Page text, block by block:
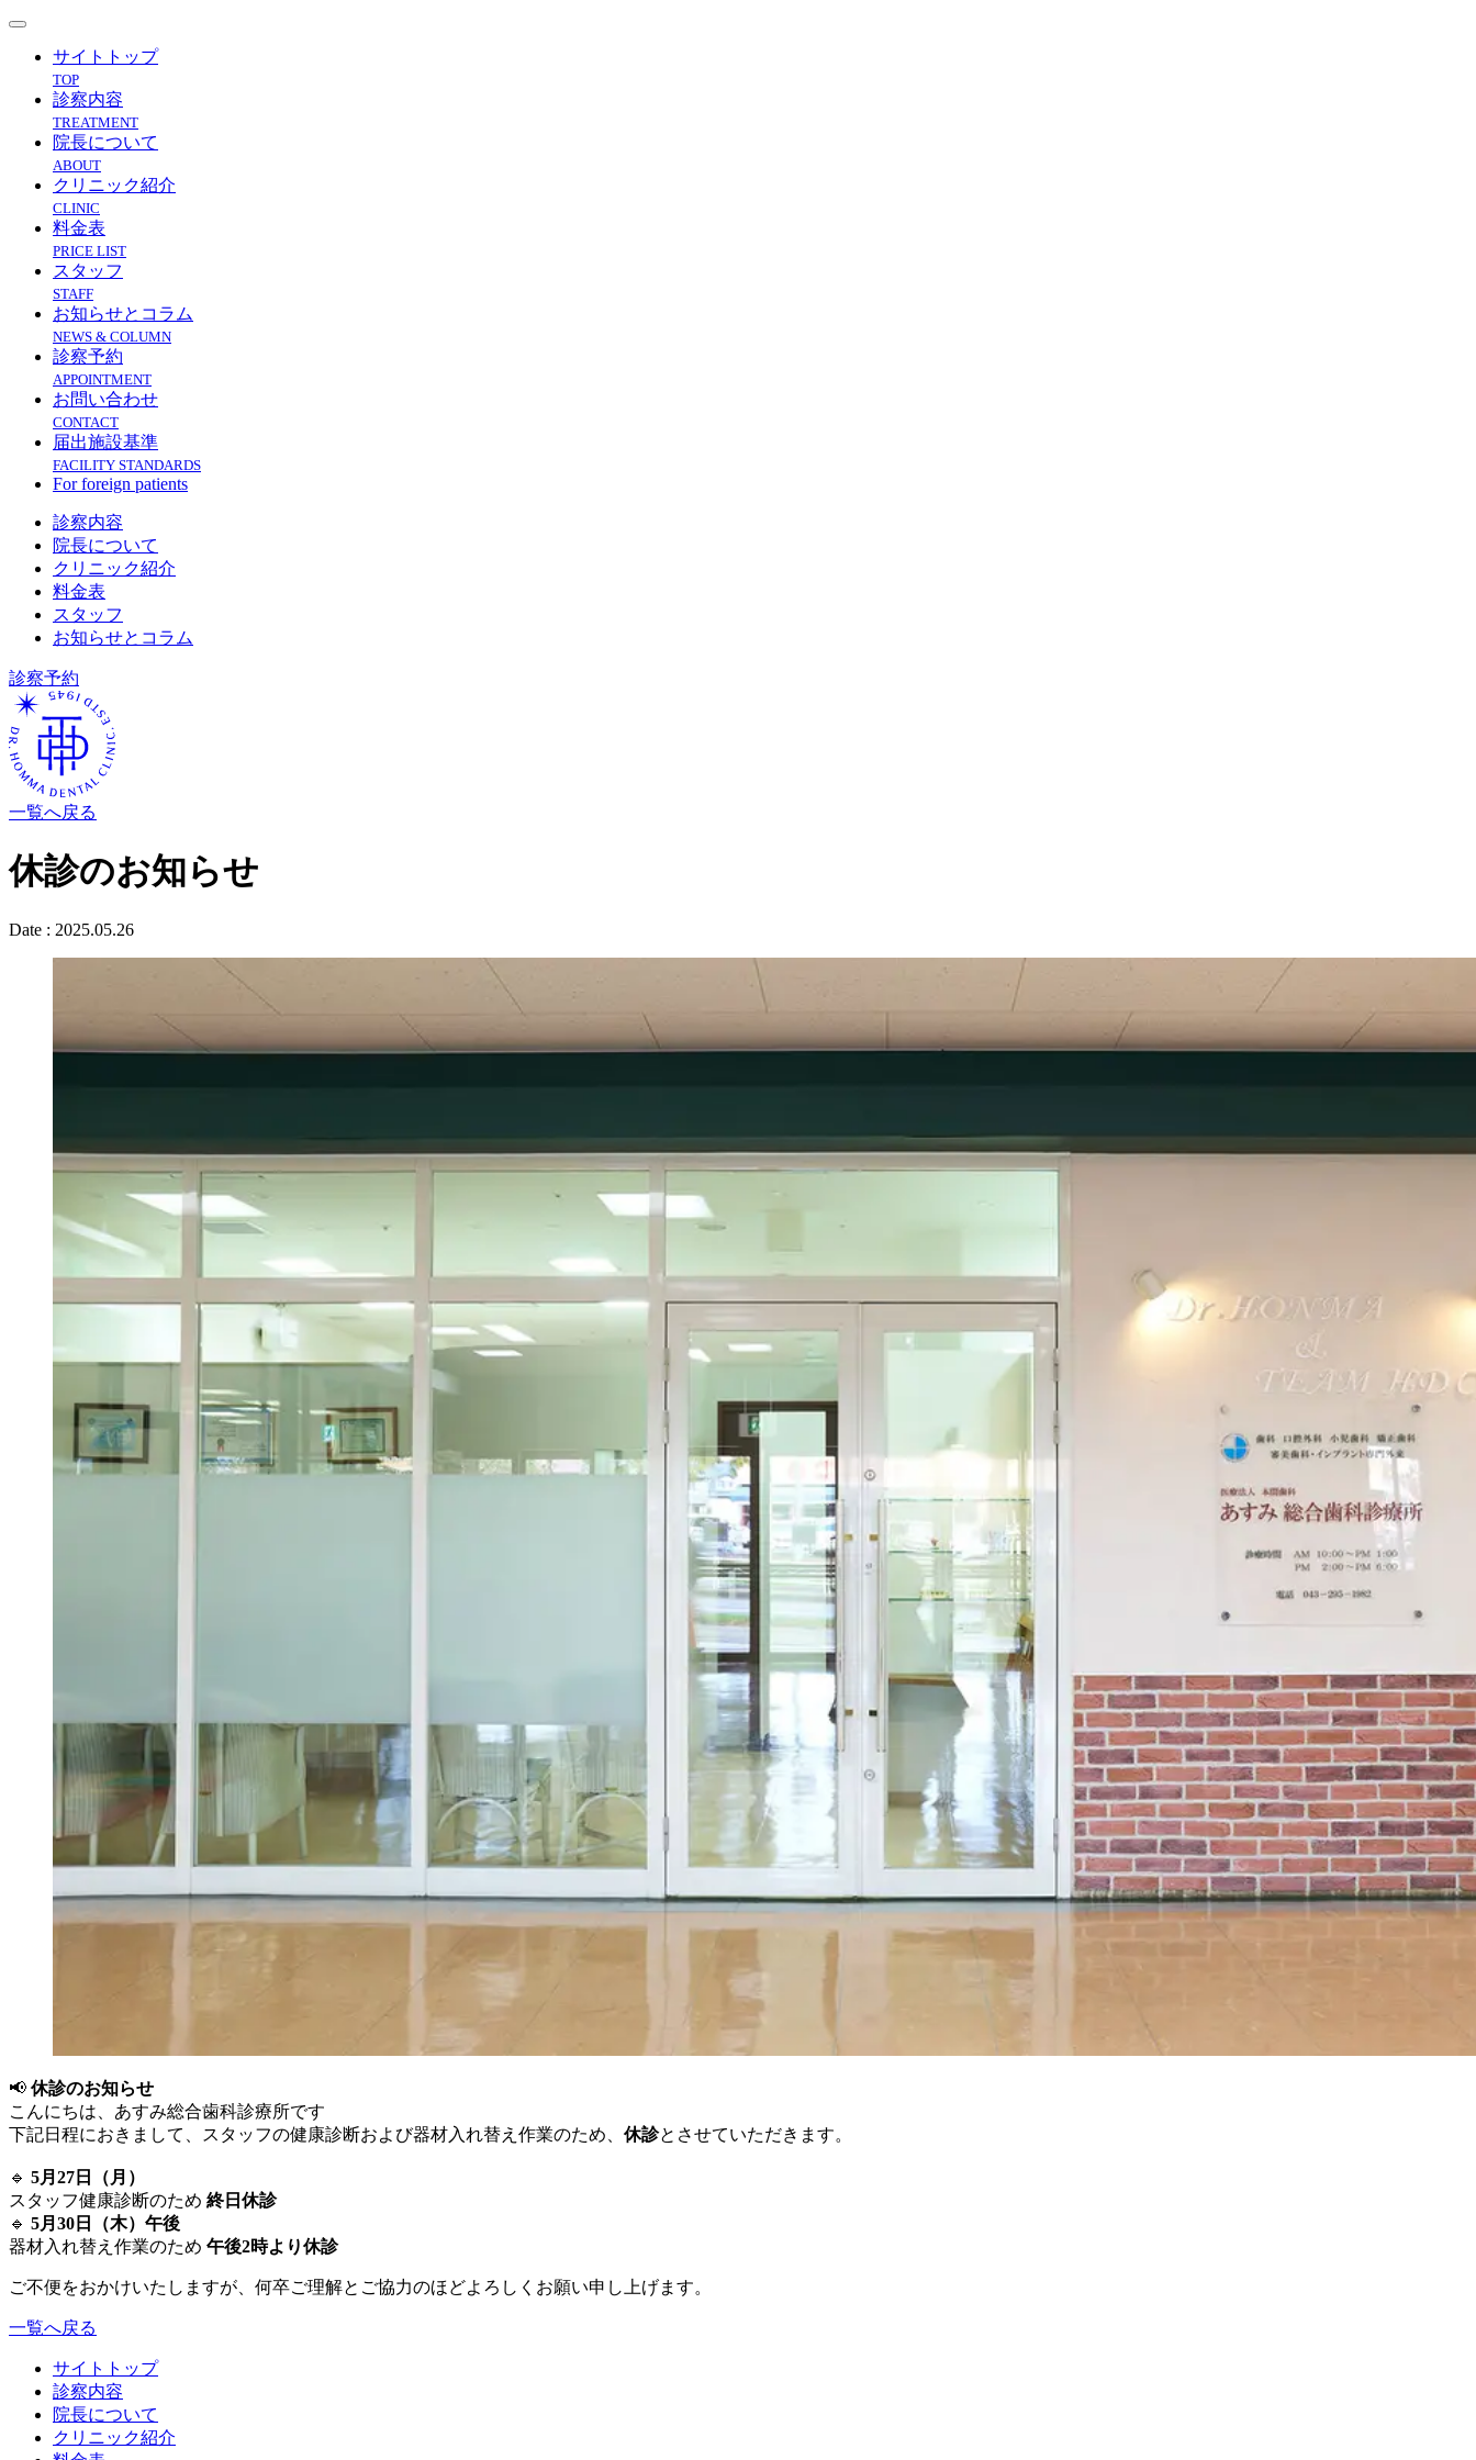
サイトトップ
TOP
診察内容
TREATMENT
院長について
ABOUT
クリニック紹介
CLINIC
料金表
PRICE LIST
スタッフ
STAFF
お知らせとコラム
NEWS & COLUMN
診察予約
APPOINTMENT
お問い合わせ
CONTACT
届出施設基準
FACILITY STANDARDS
For foreign patients
診察内容
院長について
クリニック紹介
料金表
スタッフ
お知らせとコラム
診察予約
一覧へ戻る
休診のお知らせ
Date : 2025.05.26
📢 休診のお知らせ
こんにちは、あすみ総合歯科診療所です
下記日程におきまして、スタッフの健康診断および器材入れ替え作業のため、 休診とさせていただきます。
🔹 5月27日（月）
スタッフ健康診断のため 終日休診
🔹 5月30日（木）午後
器材入れ替え作業のため 午後2時より休診
ご不便をおかけいたしますが、何卒ご理解とご協力のほどよろしくお願い申し上げます。
一覧へ戻る
サイトトップ
診察内容
院長について
クリニック紹介